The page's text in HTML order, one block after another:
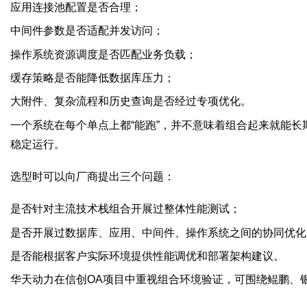
应用连接池配置是否合理；
中间件参数是否适配并发访问；
操作系统资源调度是否匹配业务负载；
缓存策略是否能降低数据库压力；
大附件、复杂流程和历史查询是否经过专项优化。
一个系统在每个单点上都“能跑”，并不意味着组合起来就能长
稳定运行。
选型时可以向厂商提出三个问题：
是否针对主流技术栈组合开展过整体性能测试；
是否开展过数据库、应用、中间件、操作系统之间的协同优
是否能根据客户实际环境提供性能调优和部署架构建议。
华天动力在信创OA项目中重视组合环境验证，可围绕鲲鹏、